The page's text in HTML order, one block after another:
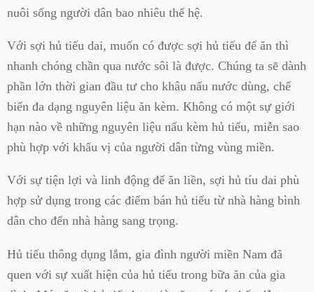
nuôi sống người dân bao nhiêu thế hệ.
Với sợi hủ tiếu dai, muốn có được sợi hủ tiếu để ăn thì
nhanh chóng chần qua nước sôi là được. Chúng ta sẽ dành
phần lớn thời gian đầu tư cho khâu nấu nước dùng, chế
biến đa dạng nguyên liệu ăn kèm. Không có một sự giới
hạn nào về những nguyên liệu nấu kèm hủ tiếu, miễn sao
phù hợp với khẩu vị của người dân từng vùng miền.
Với sự tiện lợi và linh động để ăn liền, sợi hủ tíu dai phù
hợp sử dụng trong các điểm bán hủ tiếu từ nhà hàng bình
dân cho đến nhà hàng sang trọng.
Hủ tiếu thông dụng lắm, gia đình người miền Nam đã
quen với sự xuất hiện của hủ tiếu trong bữa ăn của gia